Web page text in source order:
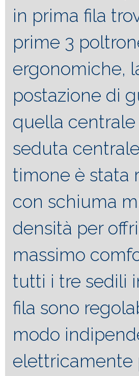
in prima fila
prime 3
ergonomiche,
postazione di
quella centrale
seduta
timone è stata
con schiuma
densità per
massimo
tutti i tre sedili
fila sono
modo
elettricamente